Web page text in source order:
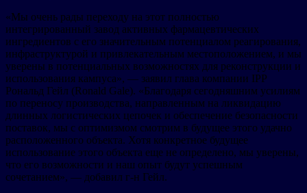
«Мы очень рады переходу на этот полностью
интегрированный завод активных фармацевтических
ингредиентов с его значительным потенциалом реагирования,
инфраструктурой и привлекательным местоположением, и мы
уверены в потенциальных возможностях для реконструкции и
использования кампуса», — заявил глава компании IPP
Рональд Гейл (Ronald Gale). «Благодаря сегодняшним усилиям
по переносу производства, направленным на ликвидацию
длинных логистических цепочек и обеспечение безопасности
поставок, мы с оптимизмом смотрим в будущее этого удачно
расположенного объекта. Хотя конкретное будущее
использование этого объекта еще не определено, мы уверены,
что его возможности и наш опыт будут успешным
сочетанием», — добавил г-н Гейл.